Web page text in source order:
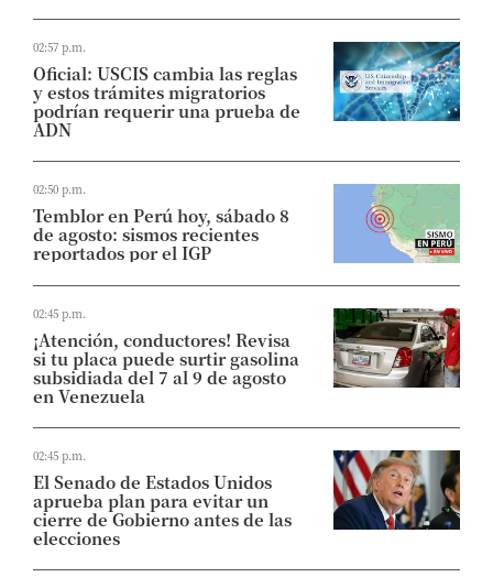
02:57 p.m.
Oficial: USCIS cambia las reglas
y estos trámites migratorios
podrían requerir una prueba de
ADN
02:50 p.m.
Temblor en Perú hoy, sábado 8
de agosto: sismos recientes
reportados por el IGP
02:45 p.m.
¡Atención, conductores! Revisa
si tu placa puede surtir gasolina
subsidiada del 7 al 9 de agosto
en Venezuela
02:45 p.m.
El Senado de Estados Unidos
aprueba plan para evitar un
cierre de Gobierno antes de las
elecciones